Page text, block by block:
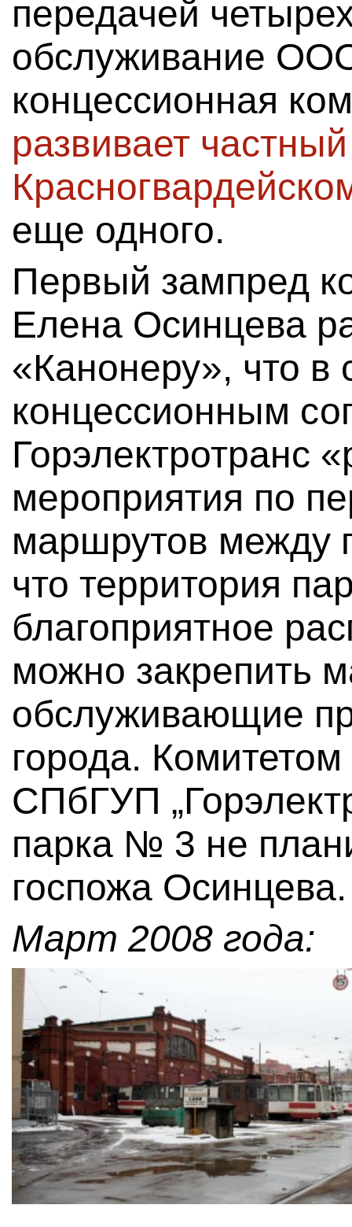
передачей
обслуживание
концессионная
развивает
еще одного.
Первый зампред
Елена Осинцева
«Канонеру», что в
концессионным
Горэлектротранс
мероприятия по
маршрутов между
что территория
благоприятное
можно закрепить
обслуживающие
города.
СПбГУП
парка № 3 не
госпожа Осинцева.
Март 2008 года: